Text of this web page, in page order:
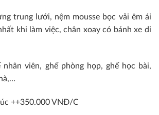
trung lưới, nệm mousse bọc vải êm ái
khi làm việc, chân xoay có bánh xe di
nhân viên, ghế phòng họp, ghế học bài,
++350.000 VNĐ/C